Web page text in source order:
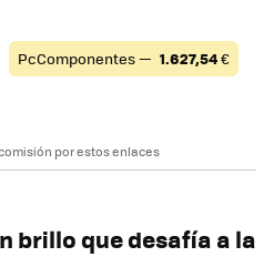
PcComponentes — 1.627,54€
por estos enlaces
brillo que desafía a la